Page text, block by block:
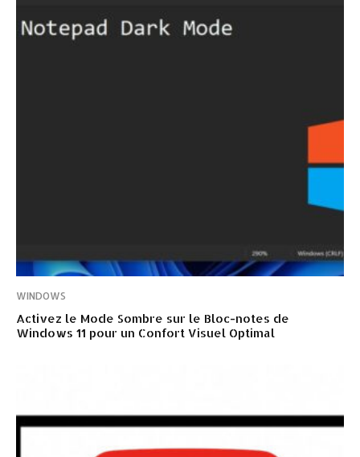
WINDOWS
Activez le Mode Sombre sur le Bloc-notes de
Windows 11 pour un Confort Visuel Optimal